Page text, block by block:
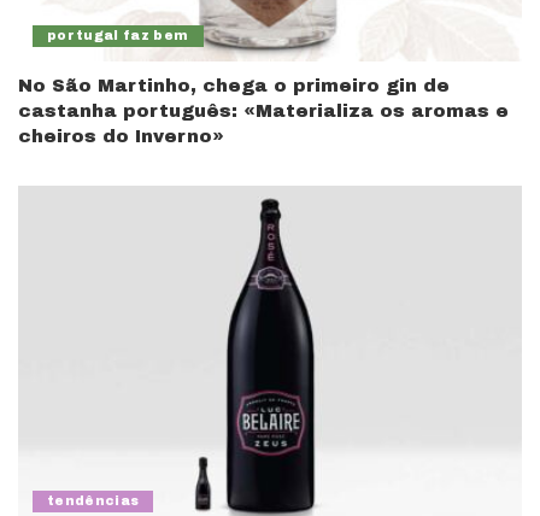
portugal faz bem
No São Martinho, chega o primeiro gin de
castanha português: «Materializa os aromas e
cheiros do Inverno»
tendências